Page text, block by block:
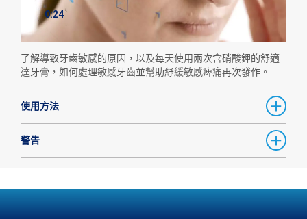
使用方法
警告
0:24
了解導致牙齒敏感的原因，以及每天使用兩次含硝酸鉀的舒適
達牙膏，如何處理敏感牙齒並幫助紓緩敏感痺痛再次發作。